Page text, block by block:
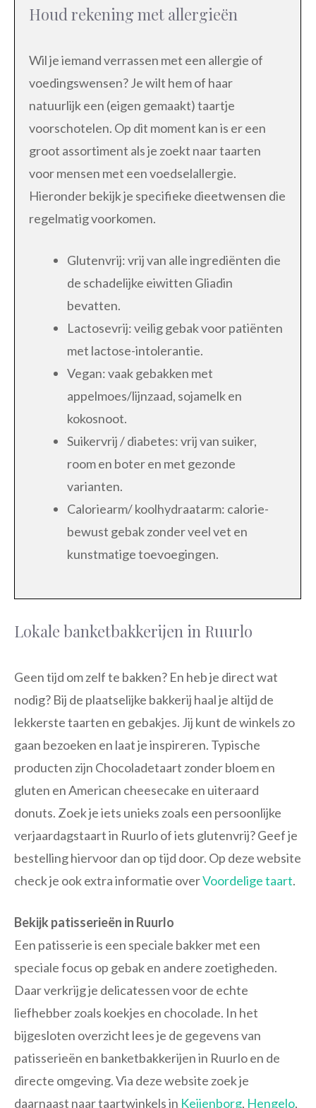
Houd rekening met allergieën
Wil je iemand verrassen met een allergie of
voedingswensen? Je wilt hem of haar
natuurlijk een (eigen gemaakt) taartje
voorschotelen. Op dit moment kan is er een
groot assortiment als je zoekt naar taarten
voor mensen met een voedselallergie.
Hieronder bekijk je specifieke dieetwensen die
regelmatig voorkomen.
Glutenvrij: vrij van alle ingrediënten die
de schadelijke eiwitten Gliadin
bevatten.
Lactosevrij: veilig gebak voor patiënten
met lactose-intolerantie.
Vegan: vaak gebakken met
appelmoes/lijnzaad, sojamelk en
kokosnoot.
Suikervrij / diabetes: vrij van suiker,
room en boter en met gezonde
varianten.
Caloriearm/ koolhydraatarm: calorie-
bewust gebak zonder veel vet en
kunstmatige toevoegingen.
Lokale banketbakkerijen in Ruurlo
Geen tijd om zelf te bakken? En heb je direct wat
nodig? Bij de plaatselijke bakkerij haal je altijd de
lekkerste taarten en gebakjes. Jij kunt de winkels zo
gaan bezoeken en laat je inspireren. Typische
producten zijn Chocoladetaart zonder bloem en
gluten en American cheesecake en uiteraard
donuts. Zoek je iets unieks zoals een persoonlijke
verjaardagstaart in Ruurlo of iets glutenvrij? Geef je
bestelling hiervoor dan op tijd door. Op deze website
check je ook extra informatie overVoordelige taart.
Bekijk patisserieën in Ruurlo
Een patisserie is een speciale bakker met een
speciale focus op gebak en andere zoetigheden.
Daar verkrijg je delicatessen voor de echte
liefhebber zoals koekjes en chocolade. In het
bijgesloten overzicht lees je de gegevens van
patisserieën en banketbakkerijen in Ruurlo en de
directe omgeving. Via deze website zoek je
daarnaast naar taartwinkels in Keijenborg, Hengelo,